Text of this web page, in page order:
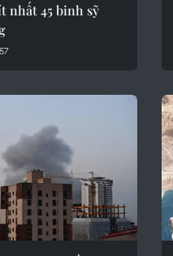
nhất 45 binh sỹ